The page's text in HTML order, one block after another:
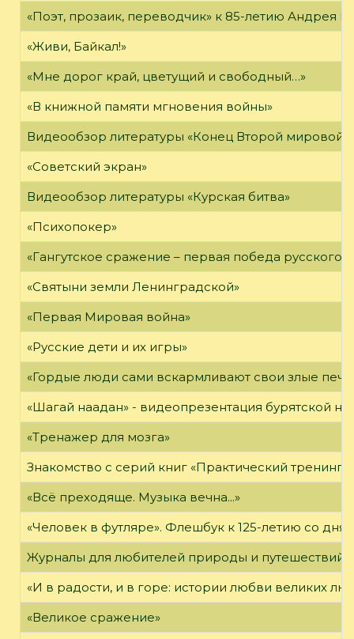
«Поэт, прозаик, переводчик» к 85-летию Андрея
«Живи, Байкал!»
«Мне дорог край, цветущий и свободный…»
«В книжной памяти мгновения войны»
Видеообзор литературы «Конец Второй мировой
«Советский экран»
Видеообзор литературы «Курская битва»
«Психопокер»
«Гангутское сражение – первая победа русского
«Святыни земли Ленинградской»
«Первая Мировая война»
«Русские дети и их игры»
«Гордые люди сами вскармливают свои злые
«Шагай наадан» - видеопрезентация бурятской
«Тренажер для мозга»
Знакомство с серий книг «Практический тренинг»
«Всё преходяще. Музыка вечна...»
«Человек в футляре». Флешбук к 125-летию со дня
Журналы для любителей природы и путешествий
«И в радости, и в горе: истории любви великих
«Великое сражение»